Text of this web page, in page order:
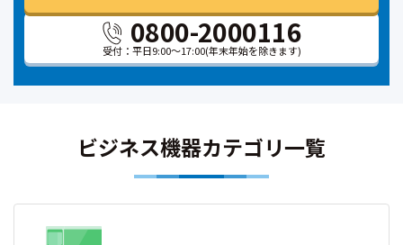
0800-2000116
受付：平日9:00～17:00(年末年始を除きます)
ビジネス機器カテゴリ一覧